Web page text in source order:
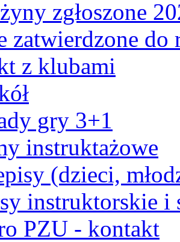
zgłoszone
zatwierdzone
z klubami
gry 3+1
instruktażowe
(dzieci,
instruktorskie i
PZU - kontakt